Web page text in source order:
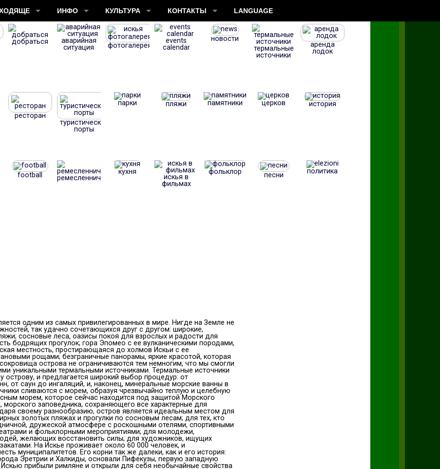
ИНФО КУЛЬТУРА КОНТАКТЫ LANGUAGE
добраться
аварийная
ситуация
фотогалерея
events
calendar
новости
термальные
источники
аренда
лодок
ресторан
туристические
порты
парки пляжи памятники церков история
football ремесленничество
кухня
искья в
фильмах
фольклор песни политика
одним из самых привилегированных в мире. Нигде на Земле не
так удачно сочетающихся друг с другом: широкие,
сосновые леса, оазисы покоя для взрослых и радости для
бодрящих прогулок; гора Эпомео с ее вулканическими породами,
местность, простирающаяся до холмов Искьи с ее
рощами; безграничные панорамы, яркие красотой, которая
острова не ограничиваются тем немногим, что мы смогли
уникальными термальными источниками. Термальные источники
и предлагается широкий выбор процедур: от
от саун до ингаляций, и, наконец, минеральные морские ванны в
сливаются с морем, образуя чрезвычайно теплую и целебную
морем, которое сейчас находится под защитой Морского
морского заповедника, сохраняющего все характерные для
своему разнообразию, остров является идеальным местом для
золотых пляжах и прогулки по сосновым лесам; для тех, кто
дружеской атмосфере с роскошными отелями, спортивными
и фольклорными мероприятиями; для молодежи,
желающих восстановить силы; для художников, ищущих
На Искье проживает около 60 000 человек, и
муниципалитетов. Его корни так же далеки, как и его история:
Эретрии и Халкиды, основали Пифекузы, первую западную
прибыли римляне и открыли для себя необычайные свойства